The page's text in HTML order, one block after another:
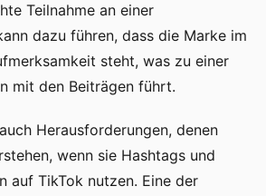
Teilnahme an einer
dazu führen, dass die Marke im
steht, was zu einer
mit den Beiträgen führt.
Herausforderungen, denen
wenn sie Hashtags und
auf TikTok nutzen. Eine der